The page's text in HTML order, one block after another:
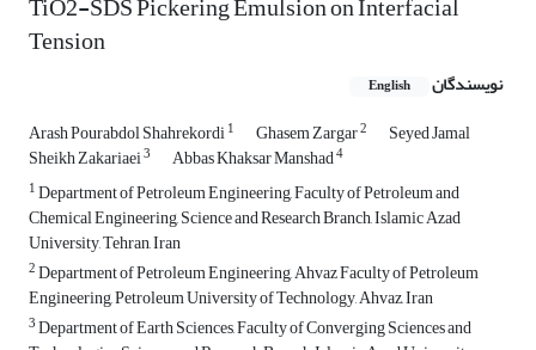
Tension
نویسندگان English
Arash Pourabdol Shahrekordi1 Ghasem Zargar2 Seyed Jamal
Sheikh Zakariaei3 Abbas Khaksar Manshad4
1Department of Petroleum Engineering, Faculty of Petroleum and
Chemical Engineering, Science and Research Branch, Islamic Azad
University, Tehran, Iran
2Department of Petroleum Engineering, Ahvaz Faculty of Petroleum
Engineering, Petroleum University of Technology, Ahvaz, Iran
3Department of Earth Sciences, Faculty of Converging Sciences and